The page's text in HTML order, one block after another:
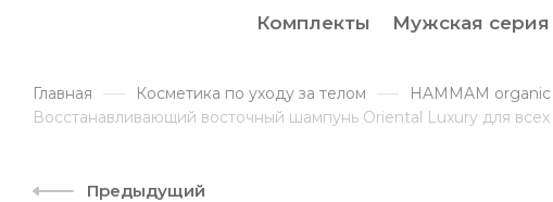
Комплекты
Мужская серия
Главная Косметика по уходу за телом HAMMAM organic
Восстанавливающий восточный шампунь Oriental Luxury для
Предыдущий